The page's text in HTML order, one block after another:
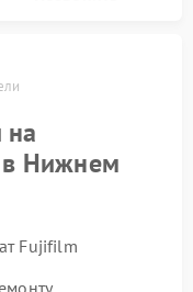
на
в Нижнем
Fujifilm